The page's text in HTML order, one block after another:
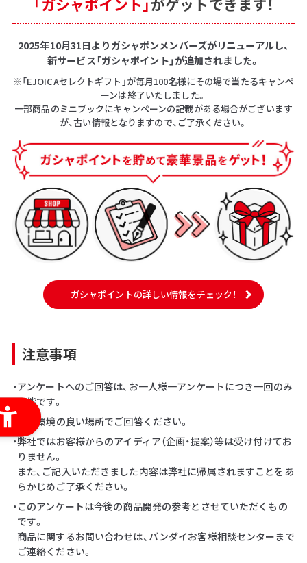
「ガシャポイント」がゲットできます！
2025年10月31日よりガシャポンメンバーズがリニューアルし、
新サービス「ガシャポイント」が追加されました。
※「EJOICAセレクトギフト」が毎月100名様にその場で当たるキャンペ
ーンは終了いたしました。
一部商品のミニブックにキャンペーンの記載がある場合がございます
が、古い情報となりますので、ご了承ください。
ガシャポイントの詳しい情報をチェック！
注意事項
・アンケートへのご回答は、お一人様一アンケートにつき一回のみ
可能です。
・通信環境の良い場所でご回答ください。
・弊社ではお客様からのアイディア（企画・提案）等は受け付けてお
りません。
また、ご記入いただきました内容は弊社に帰属されますことをあ
らかじめご了承ください。
・このアンケートは今後の商品開発の参考とさせていただくもの
です。
商品に関するお問い合わせは、バンダイお客様相談センターまで
ご連絡ください。